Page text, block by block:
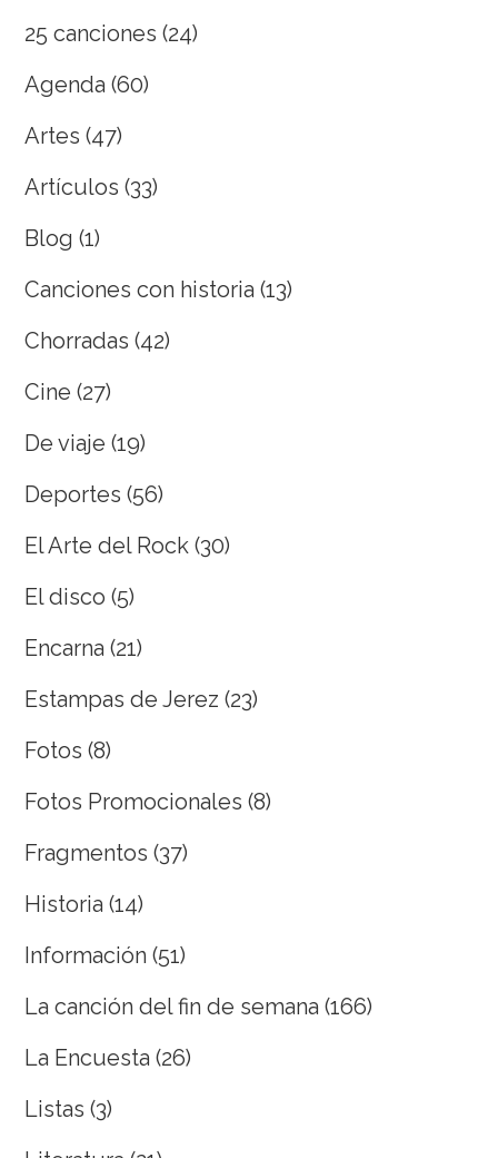
25 canciones (24)
Agenda (60)
Artes (47)
Artículos (33)
Blog (1)
Canciones con historia (13)
Chorradas (42)
Cine (27)
De viaje (19)
Deportes (56)
El Arte del Rock (30)
El disco (5)
Encarna (21)
Estampas de Jerez (23)
Fotos (8)
Fotos Promocionales (8)
Fragmentos (37)
Historia (14)
Información (51)
La canción del fin de semana (166)
La Encuesta (26)
Listas (3)